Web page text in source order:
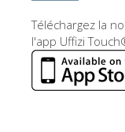
Téléchargez la
l'app Uffizi